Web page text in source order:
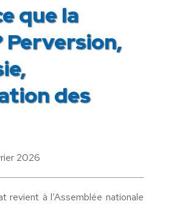
que la
Perversion,
des
2026
revient à l’Assemblée nationale